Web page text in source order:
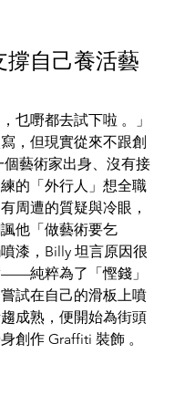
自己養活藝
乜嘢都去試下啦 。」
，但現實從來不跟創
藝術家出身、沒有接
的「外行人」想全職
周遭的質疑與冷眼，
他「做藝術要乞
漆，Billy 坦言原因很
純粹為了「慳錢」
試在自己的滑板上噴
成熟，便開始為街頭
創作 Graffiti 裝飾 。